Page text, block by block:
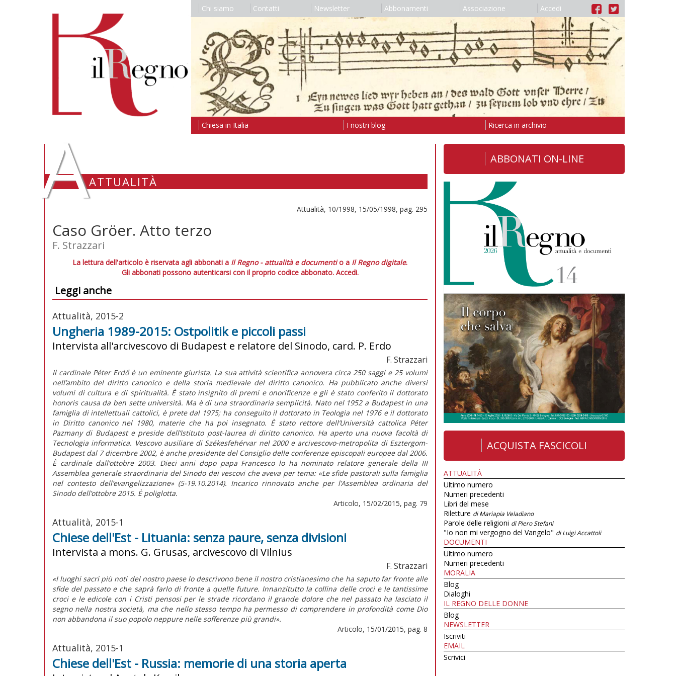
Chi siamo Contatti Newsletter Abbonamenti Associazione Accedi
Chiesa in Italia I nostri blog Ricerca in archivio
AATTUALITÀ
Attualità, 10/1998, 15/05/1998, pag. 295
Caso Gröer. Atto terzo
F. Strazzari
La lettura dell'articolo è riservata agli abbonati a Il Regno - attualità e documentio a Il Regno digitale.
Gli abbonati possono autenticarsi con il proprio codice abbonato. Accedi.
Leggi anche
Attualità, 2015-2
Ungheria 1989-2015: Ostpolitik e piccoli passi
Intervista all'arcivescovo di Budapest e relatore del Sinodo, card. P. Erdo
F. Strazzari
Il cardinale Péter Erdő è un eminente giurista. La sua attività scientifica annovera circa 250 saggi e 25 volumi
nell’ambito del diritto canonico e della storia medievale del diritto canonico. Ha pubblicato anche diversi
volumi di cultura e di spiritualità. È stato insignito di premi e onorificenze e gli è stato conferito il dottorato
honoris causa da ben sette università. Ma è di una straordinaria semplicità. Nato nel 1952 a Budapest in una
famiglia di intellettuali cattolici, è prete dal 1975; ha conseguito il dottorato in Teologia nel 1976 e il dottorato
in Diritto canonico nel 1980, materie che ha poi insegnato. È stato rettore dell’Università cattolica Péter
Pazmany di Budapest e preside dell’Istituto post-laurea di diritto canonico. Ha aperto una nuova facoltà di
Tecnologia informatica. Vescovo ausiliare di Székesfehérvar nel 2000 e arcivescovo-metropolita di Esztergom-
Budapest dal 7 dicembre 2002, è anche presidente del Consiglio delle conferenze episcopali europee dal 2006.
È cardinale dall’ottobre 2003. Dieci anni dopo papa Francesco lo ha nominato relatore generale della III
Assemblea generale straordinaria del Sinodo dei vescovi che aveva per tema: «Le sfide pastorali sulla famiglia
nel contesto dell’evangelizzazione» (5-19.10.2014). Incarico rinnovato anche per l’Assemblea ordinaria del
Sinodo dell’ottobre 2015. È poliglotta.
Articolo, 15/02/2015, pag. 79
Attualità, 2015-1
Chiese dell'Est - Lituania: senza paure, senza divisioni
Intervista a mons. G. Grusas, arcivescovo di Vilnius
F. Strazzari
«I luoghi sacri più noti del nostro paese lo descrivono bene il nostro cristianesimo che ha saputo far fronte alle
sfide del passato e che saprà farlo di fronte a quelle future. Innanzitutto la collina delle croci e le tantissime
croci e le edicole con i Cristi pensosi per le strade ricordano il grande dolore che nel passato ha lasciato il
segno nella nostra società, ma che nello stesso tempo ha permesso di comprendere in profondità come Dio
non abbandona il suo popolo neppure nelle sofferenze più grandi».
Articolo, 15/01/2015, pag. 8
Attualità, 2015-1
Chiese dell'Est - Russia: memorie di una storia aperta
ABBONATI ON-LINE
ACQUISTA FASCICOLI
ATTUALITÀ
Ultimo numero
Numeri precedenti
Libri del mese
Riletture di Mariapia Veladiano
Parole delle religioni di Piero Stefani
"Io non mi vergogno del Vangelo" di Luigi Accattoli
DOCUMENTI
Ultimo numero
Numeri precedenti
MORALIA
Blog
Dialoghi
IL REGNO DELLE DONNE
Blog
NEWSLETTER
Iscriviti
EMAIL
Scrivici